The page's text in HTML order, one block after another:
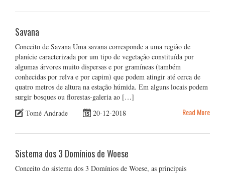
Savana
Conceito de Savana Uma savana corresponde a uma região de
planície caracterizada por um tipo de vegetação constituída por
algumas árvores muito dispersas e por gramíneas (também
conhecidas por relva e por capim) que podem atingir até cerca de
quatro metros de altura na estação húmida. Em alguns locais podem
surgir bosques ou florestas-galeria ao […]
Tomé Andrade
20-12-2018 Read More
Sistema dos 3 Domínios de Woese
Conceito do sistema dos 3 Domínios de Woese, as principais